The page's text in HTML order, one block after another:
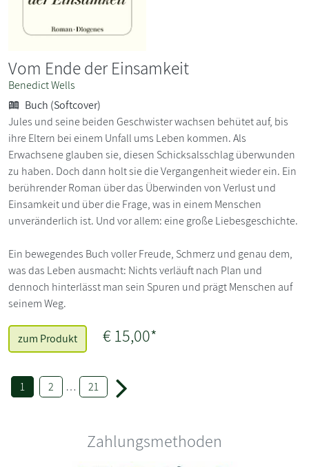
Vom Ende der Einsamkeit
Benedict Wells
Buch (Softcover)
Jules und seine beiden Geschwister wachsen behütet auf, bis
ihre Eltern bei einem Unfall ums Leben kommen. Als
Erwachsene glauben sie, diesen Schicksalsschlag überwunden
zu haben. Doch dann holt sie die Vergangenheit wieder ein. Ein
berührender Roman über das Überwinden von Verlust und
Einsamkeit und über die Frage, was in einem Menschen
unveränderlich ist. Und vor allem: eine große Liebesgeschichte.
Ein bewegendes Buch voller Freude, Schmerz und genau dem,
was das Leben ausmacht: Nichts verläuft nach Plan und
dennoch hinterlässt man sein Spuren und prägt Menschen auf
seinem Weg.
zum Produkt € 15,00*
1 2 … 21
Zahlungsmethoden